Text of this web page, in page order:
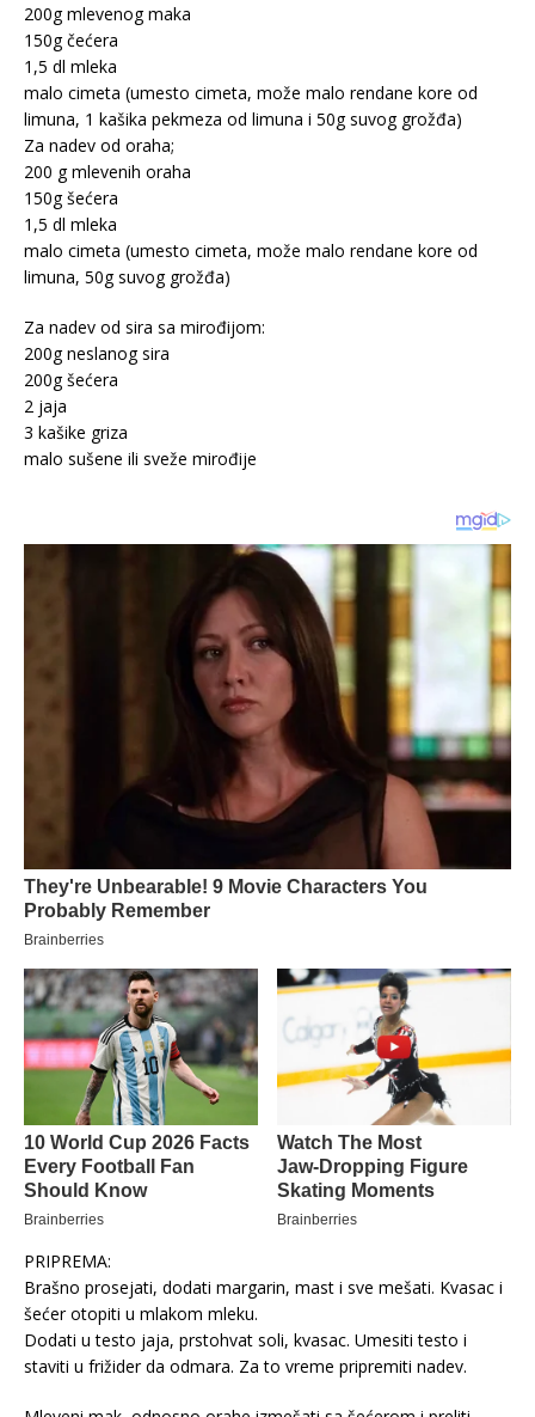
200g mlevenog maka
150g čećera
1,5 dl mleka
malo cimeta (umesto cimeta, može malo rendane kore od
limuna, 1 kašika pekmeza od limuna i 50g suvog grožđa)
Za nadev od oraha;
200 g mlevenih oraha
150g šećera
1,5 dl mleka
malo cimeta (umesto cimeta, može malo rendane kore od
limuna, 50g suvog grožđa)
Za nadev od sira sa mirođijom:
200g neslanog sira
200g šećera
2 jaja
3 kašike griza
malo sušene ili sveže mirođije
PRIPREMA:
Brašno prosejati, dodati margarin, mast i sve mešati. Kvasac i
šećer otopiti u mlakom mleku.
Dodati u testo jaja, prstohvat soli, kvasac. Umesiti testo i
staviti u frižider da odmara. Za to vreme pripremiti nadev.